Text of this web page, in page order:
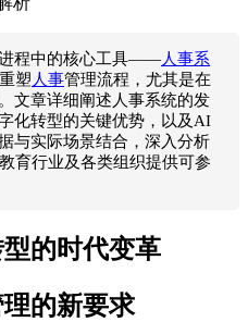
程中的核心工具——人事系
塑 人事管理流程，尤其是在
文章详细阐述人事系统的发
化转型的关键优势，以及AI
与实际场景结合，深入分析
育行业及各类组织提供可参
的时代变革
的新要求